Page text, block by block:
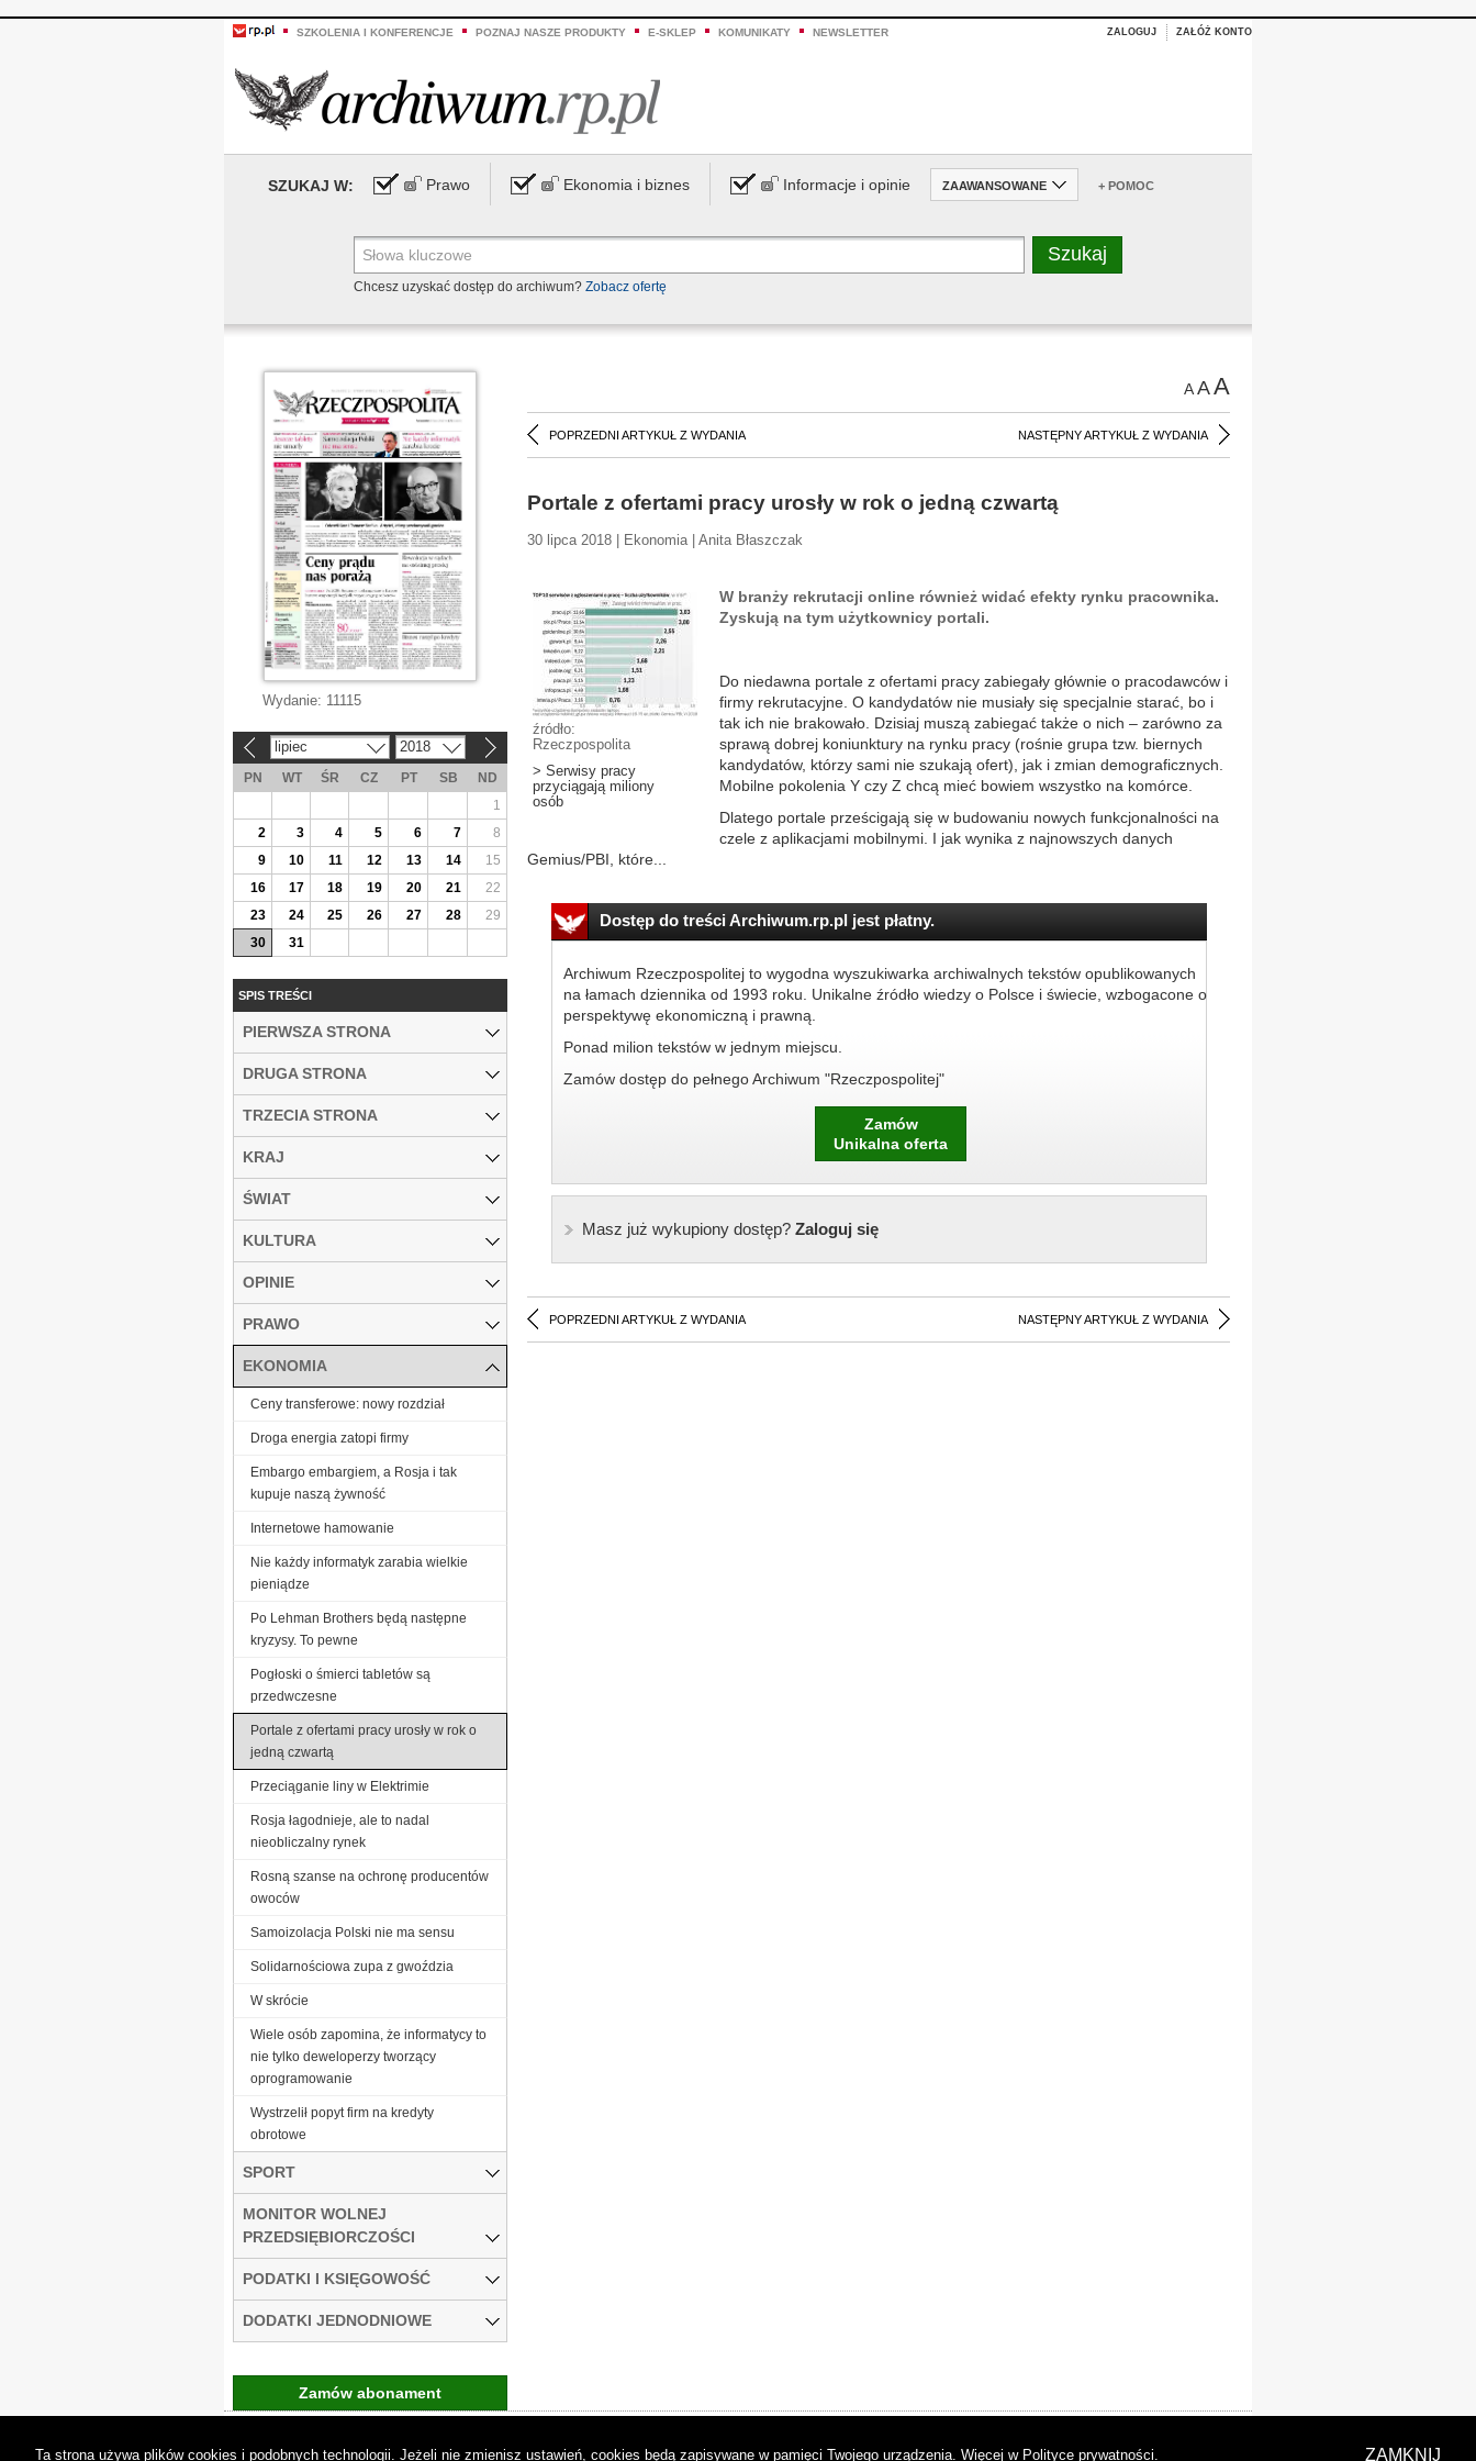
SZKOLENIA I KONFERENCJE POZNAJ NASZE PRODUKTY E-SKLEP KOMUNIKATY NEWSLETTER ZALOGUJ ZAŁÓŻ KONTO
SZUKAJ W: Prawo Ekonomia i biznes Informacje i opinie ZAAWANSOWANE + POMOC
Chcesz uzyskać dostęp do archiwum? Zobacz ofertę
AAA
POPRZEDNI ARTYKUŁ Z WYDANIA NASTĘPNY ARTYKUŁ Z WYDANIA
Portale z ofertami pracy urosły w rok o jedną czwartą
30 lipca 2018 | Ekonomia | Anita Błaszczak
źródło:
Rzeczpospolita
> Serwisy pracy
przyciągają miliony
osób
W branży rekrutacji online również widać efekty rynku pracownika.
Zyskują na tym użytkownicy portali.
Do niedawna portale z ofertami pracy zabiegały głównie o pracodawców i
firmy rekrutacyjne. O kandydatów nie musiały się specjalnie starać, bo i
tak ich nie brakowało. Dzisiaj muszą zabiegać także o nich – zarówno za
sprawą dobrej koniunktury na rynku pracy (rośnie grupa tzw. biernych
kandydatów, którzy sami nie szukają ofert), jak i zmian demograficznych.
Mobilne pokolenia Y czy Z chcą mieć bowiem wszystko na komórce.
Dlatego portale prześcigają się w budowaniu nowych funkcjonalności na
czele z aplikacjami mobilnymi. I jak wynika z najnowszych danych
Gemius/PBI, które...
Dostęp do treści Archiwum.rp.pl jest płatny.
Archiwum Rzeczpospolitej to wygodna wyszukiwarka archiwalnych tekstów opublikowanych
na łamach dziennika od 1993 roku. Unikalne źródło wiedzy o Polsce i świecie, wzbogacone o
perspektywę ekonomiczną i prawną.
Ponad milion tekstów w jednym miejscu.
Zamów dostęp do pełnego Archiwum "Rzeczpospolitej"
Zamów
Unikalna oferta
Masz już wykupiony dostęp?Zaloguj się
POPRZEDNI ARTYKUŁ Z WYDANIA NASTĘPNY ARTYKUŁ Z WYDANIA
Wydanie: 11115
lipiec 2018
PN WT ŚR CZ PT SB
ND
1
2
3 4 5 6 7
8
9
10 11 12 13 14
15
16
17 18 19 20 21
22
23
24 25 26 27 28
29
30
31
SPIS TREŚCI
PIERWSZA STRONA
DRUGA STRONA
TRZECIA STRONA
KRAJ
ŚWIAT
KULTURA
OPINIE
PRAWO
EKONOMIA
Ceny transferowe: nowy rozdział
Droga energia zatopi firmy
Embargo embargiem, a Rosja i tak
kupuje naszą żywność
Internetowe hamowanie
Nie każdy informatyk zarabia wielkie
pieniądze
Po Lehman Brothers będą następne
kryzysy. To pewne
Pogłoski o śmierci tabletów są
przedwczesne
Portale z ofertami pracy urosły w rok o
jedną czwartą
Przeciąganie liny w Elektrimie
Rosja łagodnieje, ale to nadal
nieobliczalny rynek
Rosną szanse na ochronę producentów
owoców
Samoizolacja Polski nie ma sensu
Solidarnościowa zupa z gwoździa
W skrócie
Wiele osób zapomina, że informatycy to
nie tylko deweloperzy tworzący
oprogramowanie
Wystrzelił popyt firm na kredyty
obrotowe
SPORT
MONITOR WOLNEJ
PRZEDSIĘBIORCZOŚCI
PODATKI I KSIĘGOWOŚĆ
DODATKI JEDNODNIOWE
Zamów abonament
Ta strona używa plików cookies i podobnych technologii. Jeżeli nie zmienisz ustawień, cookies będą zapisywane w pamięci Twojego urządzenia. Więcej w Polityce prywatności. ZAMKNIJ